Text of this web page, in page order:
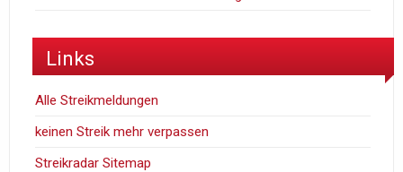
Links
Alle Streikmeldungen
keinen Streik mehr verpassen
Streikradar Sitemap